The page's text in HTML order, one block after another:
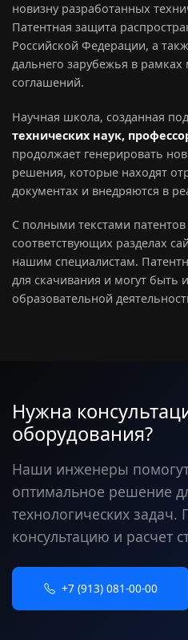
новизну разработанных
Патентная защита
Российской Федерации, а
дальнего зарубежья в
соглашений.
Научная школа, созданная
технических наук,
продолжает генерировать
решения, которые находят
документах и внедряются в
С полными текстами
соответствующих разделах
нашим специалистам.
для скачивания и могут быть
образовательной
Нужна
оборудования?
Наши инженеры
оптимальное решение
технологических задач.
консультацию и расчет
+7 (913) 081-00-00